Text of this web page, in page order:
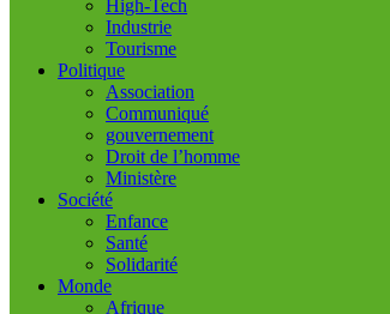
High-Tech
Industrie
Tourisme
Politique
Association
Communiqué
gouvernement
Droit de l’homme
Ministère
Société
Enfance
Santé
Solidarité
Monde
Afrique